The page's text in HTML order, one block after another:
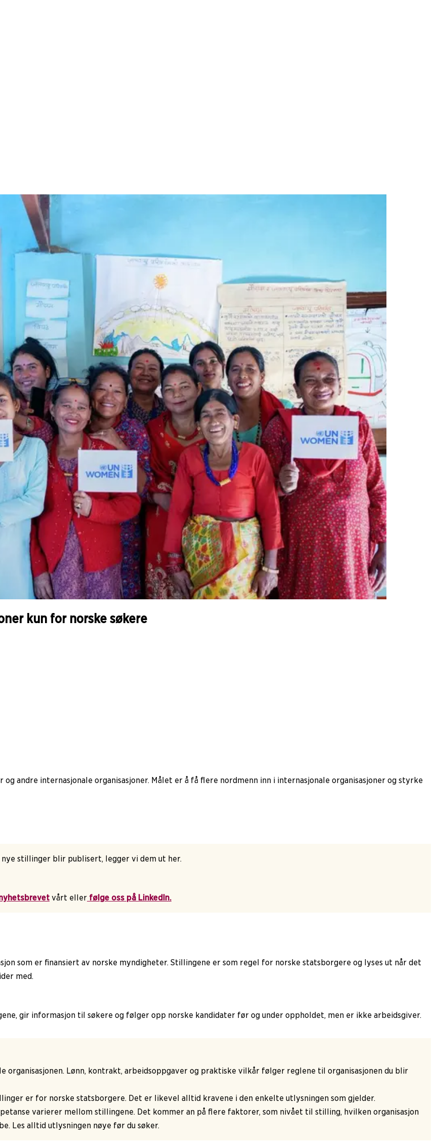
kun for norske søkere
andre internasjonale organisasjoner. Målet er å få flere nordmenn inn i internasjonale organisasjoner og styrke
stillinger blir publisert, legger vi dem ut her.
vårt eller følge oss på LinkedIn.
som er finansiert av norske myndigheter. Stillingene er som regel for norske statsborgere og lyses ut når det
med.
gir informasjon til søkere og følger opp norske kandidater før og under oppholdet, men er ikke arbeidsgiver.
organisasjonen. Lønn, kontrakt, arbeidsoppgaver og praktiske vilkår følger reglene til organisasjonen du blir
er for norske statsborgere. Det er likevel alltid kravene i den enkelte utlysningen som gjelder.
varierer mellom stillingene. Det kommer an på flere faktorer, som nivået til stilling, hvilken organisasjon
Les alltid utlysningen nøye før du søker.